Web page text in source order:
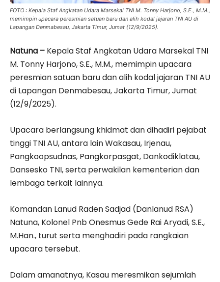
FOTO : Kepala Staf Angkatan Udara Marsekal TNI M. Tonny Harjono, S.E., M.M.,
memimpin upacara peresmian satuan baru dan alih kodal jajaran TNI AU di
Lapangan Denmabesau, Jakarta Timur, Jumat (12/9/2025).
Natuna – Kepala Staf Angkatan Udara Marsekal TNI
M. Tonny Harjono, S.E., M.M., memimpin upacara
peresmian satuan baru dan alih kodal jajaran TNI AU
di Lapangan Denmabesau, Jakarta Timur, Jumat
(12/9/2025).
Upacara berlangsung khidmat dan dihadiri pejabat
tinggi TNI AU, antara lain Wakasau, Irjenau,
Pangkoopsudnas, Pangkorpasgat, Dankodiklatau,
Dansesko TNI, serta perwakilan kementerian dan
lembaga terkait lainnya.
Komandan Lanud Raden Sadjad (Danlanud RSA)
Natuna, Kolonel Pnb Onesmus Gede Rai Aryadi, S.E.,
M.Han., turut serta menghadiri pada rangkaian
upacara tersebut.
Dalam amanatnya, Kasau meresmikan sejumlah